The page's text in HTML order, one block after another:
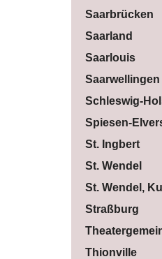
Saarbrücken
Saarland
Saarlouis
Saarwellingen
Schleswig-
Spiesen-
St. Ingbert
St. Wendel
St. Wendel,
Straßburg
Thionville